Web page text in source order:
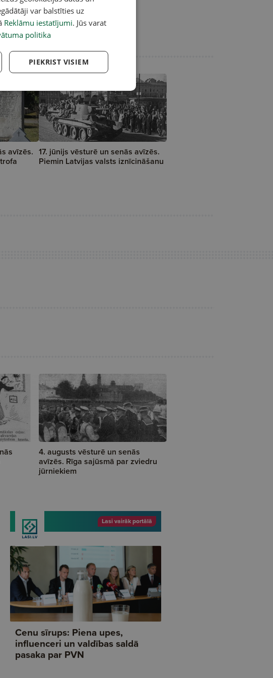
avīzēs. 17. jūnijs vēsturē un senās avīzēs.
Piemin Latvijas valsts iznīcināšanu
4. augusts vēsturē un senās
avīzēs. Rīga sajūsmā par zviedru
jūrniekiem
var balstīties uz
Reklāmu iestatījumi. Jūs varat
politika
PIEKRIST VISIEM